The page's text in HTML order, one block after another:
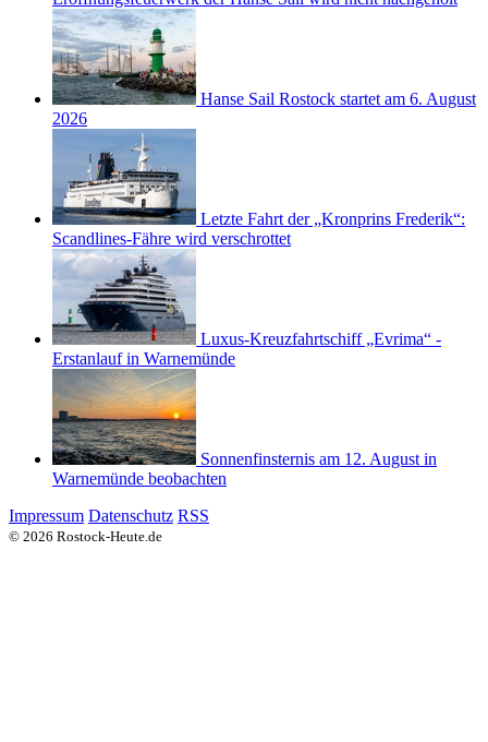
Hanse Sail Rostock startet am 6. August
2026
Letzte Fahrt der „Kronprins Frederik“:
Scandlines-Fähre wird verschrottet
Luxus-Kreuzfahrtschiff „Evrima“ -
Erstanlauf in Warnemünde
Sonnenfinsternis am 12. August in
Warnemünde beobachten
Impressum Datenschutz RSS
© 2026 Rostock-Heute.de